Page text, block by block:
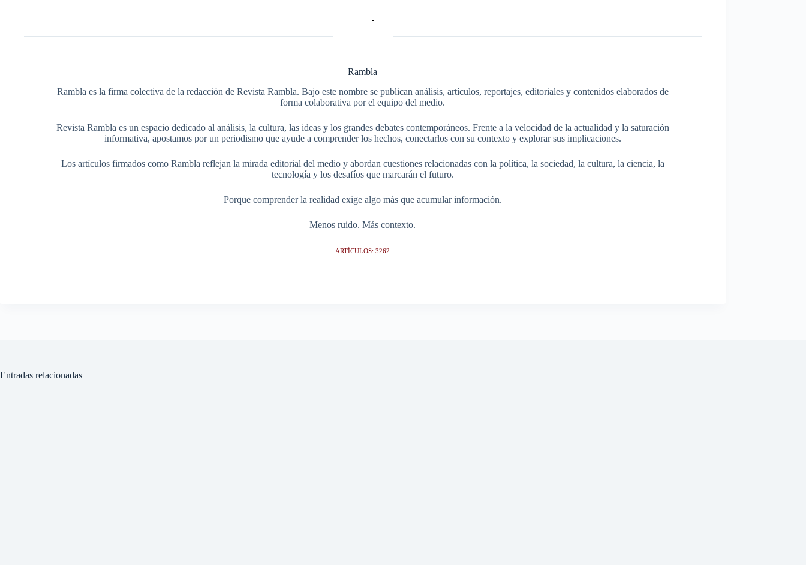
Rambla
Rambla es la firma colectiva de la redacción de Revista Rambla. Bajo este nombre se publican análisis, artículos, reportajes, editoriales y contenidos elaborados de
forma colaborativa por el equipo del medio.
Revista Rambla es un espacio dedicado al análisis, la cultura, las ideas y los grandes debates contemporáneos. Frente a la velocidad de la actualidad y la saturación
informativa, apostamos por un periodismo que ayude a comprender los hechos, conectarlos con su contexto y explorar sus implicaciones.
Los artículos firmados como Rambla reflejan la mirada editorial del medio y abordan cuestiones relacionadas con la política, la sociedad, la cultura, la ciencia, la
tecnología y los desafíos que marcarán el futuro.
Porque comprender la realidad exige algo más que acumular información.
Menos ruido. Más contexto.
ARTÍCULOS: 3262
Entradas relacionadas